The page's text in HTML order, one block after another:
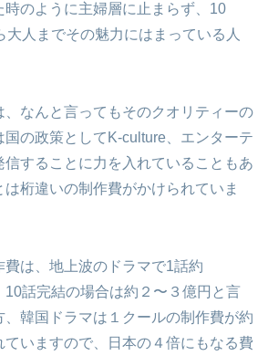
時のように主婦層に止まらず、10
大人までその魅力にはまっている人
、なんと言ってもそのクオリティーの
の政策としてK-culture、エンターテ
信することに力を入れていることもあ
は桁違いの制作費がかけられていま
費は、地上波のドラマで1話約
10話完結の場合は約２〜３億円と言
、韓国ドラマは１クールの制作費が約
ていますので、日本の４倍にもなる費